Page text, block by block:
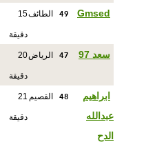
Gmsed
49 الطائف15
دقيقة
سعد 97 47 الرياض20
دقيقة
ابراهيم
عبدالله
الدح
48 القصيم 21
دقيقة